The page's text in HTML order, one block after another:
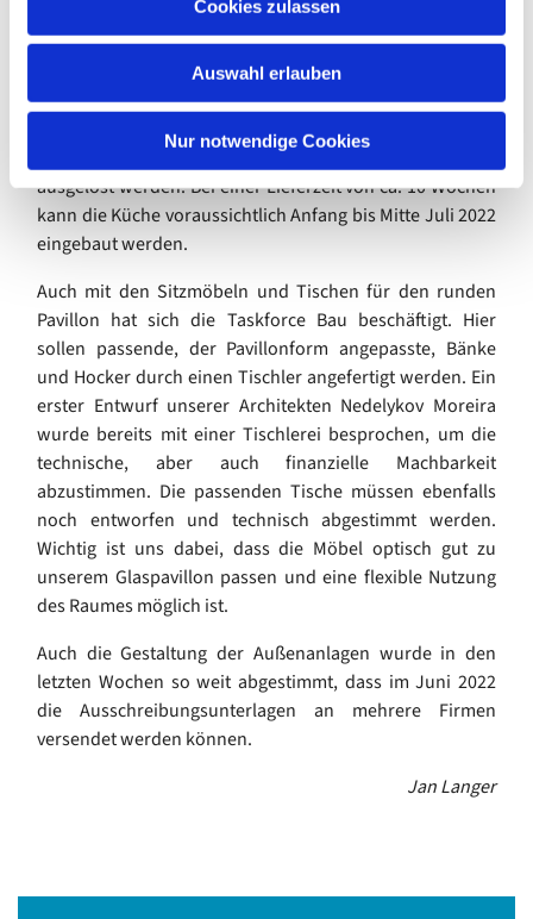
Cookies zulassen
Auswahl erlauben
Nur notwendige Cookies
sowie das Design der Fronten und Arbeitsplatten
festgelegt werden. Auch die Ausstattung mit Schubladen,
Besteckkästen, u.a. musste an unseren zukünftigen
Bedarf angepasst werden. Schließlich konnte Ende April
2022, nach der notwendigen Beschlussfassung seitens
des Gemeindekirchenrats, die Bestellung der Küche
ausgelöst werden. Bei einer Lieferzeit von ca. 10 Wochen
kann die Küche voraussichtlich Anfang bis Mitte Juli 2022
eingebaut werden.
Auch mit den Sitzmöbeln und Tischen für den runden
Pavillon hat sich die Taskforce Bau beschäftigt. Hier
sollen passende, der Pavillonform angepasste, Bänke
und Hocker durch einen Tischler angefertigt werden. Ein
erster Entwurf unserer Architekten Nedelykov Moreira
wurde bereits mit einer Tischlerei besprochen, um die
technische, aber auch finanzielle Machbarkeit
abzustimmen. Die passenden Tische müssen ebenfalls
noch entworfen und technisch abgestimmt werden.
Wichtig ist uns dabei, dass die Möbel optisch gut zu
unserem Glaspavillon passen und eine flexible Nutzung
des Raumes möglich ist.
Auch die Gestaltung der Außenanlagen wurde in den
letzten Wochen so weit abgestimmt, dass im Juni 2022
die Ausschreibungsunterlagen an mehrere Firmen
versendet werden können.
Jan Langer